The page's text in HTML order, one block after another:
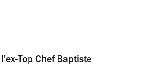
Top Chef Baptiste